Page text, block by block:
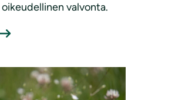
valvonta.